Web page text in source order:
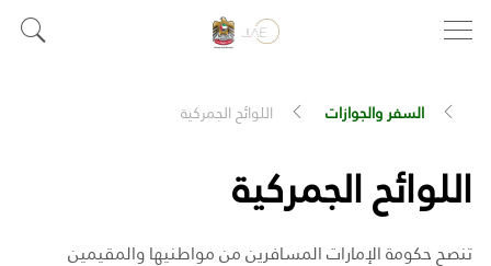
السفر والجوازات اللوائح الجمركية
اللوائح الجمركية
تنصح حكومة الإمارات المسافرين من مواطنيها والمقيمين